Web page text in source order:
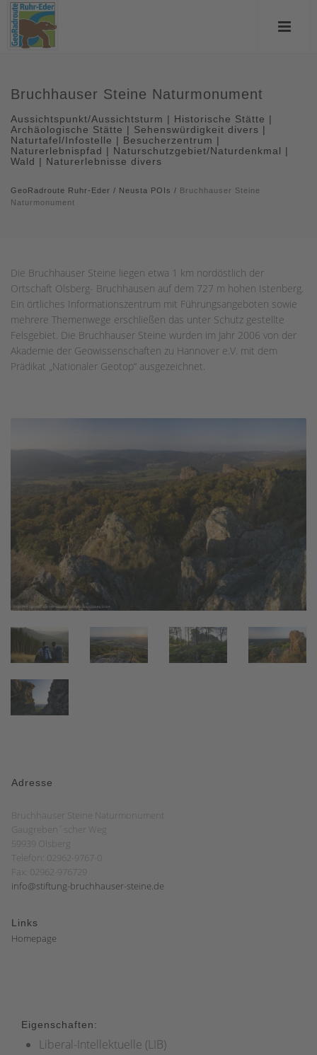
Bruchhauser Steine Naturmonument
Aussichtspunkt/Aussichtsturm | Historische Stätte |
Archäologische Stätte | Sehenswürdigkeit divers |
Naturtafel/Infostelle | Besucherzentrum |
Naturerlebnispfad | Naturschutzgebiet/Naturdenkmal |
Wald | Naturerlebnisse divers
GeoRadroute Ruhr-Eder / Neusta POIs / Bruchhauser Steine
Naturmonument
Die Bruchhauser Steine liegen etwa 1 km nordöstlich der
Ortschaft Olsberg- Bruchhausen auf dem 727 m hohen Istenberg.
Ein örtliches Informationszentrum mit Führungsangeboten sowie
mehrere Themenwege erschließen das unter Schutz gestellte
Felsgebiet. Die Bruchhauser Steine wurden im Jahr 2006 von der
Akademie der Geowissenschaften zu Hannover e.V. mit dem
Prädikat „Nationaler Geotop“ ausgezeichnet.
Adresse
Bruchhauser Steine Naturmonument
Gaugreben´scher Weg
59939 Olsberg
Telefon: 02962-9767-0
Fax: 02962-976729
info@stiftung-bruchhauser-steine.de
Links
Homepage
Eigenschaften:
Liberal-Intellektuelle (LIB)